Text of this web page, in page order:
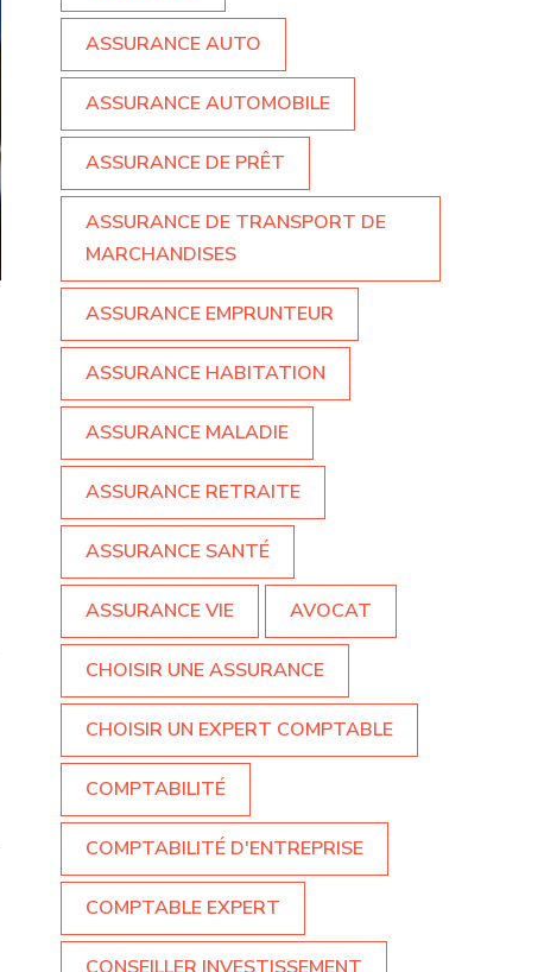
ASSURANCE AUTO
ASSURANCE AUTOMOBILE
ASSURANCE DE PRÊT
ASSURANCE DE TRANSPORT DE
MARCHANDISES
ASSURANCE EMPRUNTEUR
ASSURANCE HABITATION
ASSURANCE MALADIE
ASSURANCE RETRAITE
ASSURANCE SANTÉ
ASSURANCE VIE AVOCAT
CHOISIR UNE ASSURANCE
CHOISIR UN EXPERT COMPTABLE
COMPTABILITÉ
COMPTABILITÉ D'ENTREPRISE
COMPTABLE EXPERT